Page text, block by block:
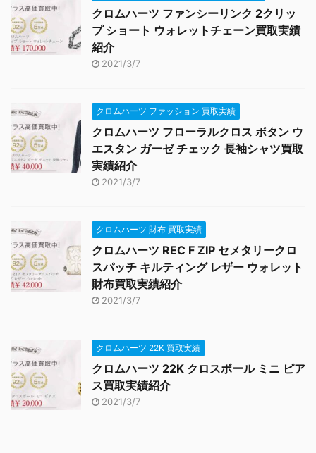
クロムハーツ ファンシーリンク 2クリッ
プ ショート ウォレットチェーン買取実績
紹介
2021/3/7
クロムハーツ ファッション 買取実績
クロムハーツ フローラルクロス ボタン ウ
エスタン ガーゼ チェック 長袖シャツ買取
実績紹介
2021/3/7
クロムハーツ 財布 買取実績
クロムハーツ REC F ZIP セメタリークロ
スパッチ キルティング レザー ウォレット
財布買取実績紹介
2021/3/7
クロムハーツ 22K 買取実績
クロムハーツ 22K クロスボール ミニ ピア
ス買取実績紹介
2021/3/7